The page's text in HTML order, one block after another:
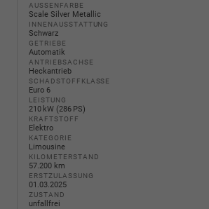
AUSSENFARBE
Scale Silver Metallic
INNENAUSSTATTUNG
Schwarz
GETRIEBE
Automatik
ANTRIEBSACHSE
Heckantrieb
SCHADSTOFFKLASSE
Euro 6
LEISTUNG
210 kW (286 PS)
KRAFTSTOFF
Elektro
KATEGORIE
Limousine
KILOMETERSTAND
57.200 km
ERSTZULASSUNG
01.03.2025
ZUSTAND
unfallfrei